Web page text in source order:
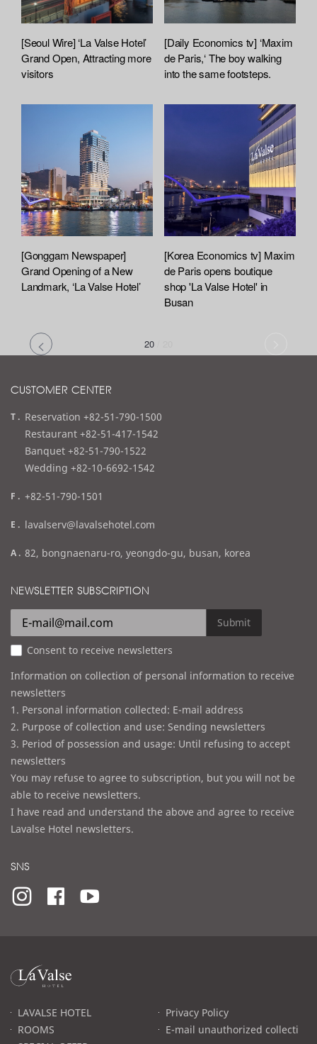
[Seoul Wire] ‘La Valse Hotel’
Grand Open, Attracting more
visitors
[Daily Economics tv] ‘Maxim
de Paris,‘ The boy walking
into the same footsteps.
[Gonggam Newspaper]
Grand Opening of a New
Landmark, ‘La Valse Hotel’
[Korea Economics tv] Maxim
de Paris opens boutique
shop 'La Valse Hotel' in
Busan
20
CUSTOMER CENTER
t
e
l
Reservation +82-51-790-1500
Restaurant +82-51-417-1542
Banquet +82-51-790-1522
Wedding +82-10-6692-1542
f
x
+82-51-790-1501
e
a
l
lavalserv@lavalsehotel.com
a
d
e
s
s
82, bongnaenaru-ro, yeongdo-gu, busan, korea
NEWSLETTER SUBSCRIPTION
Submit
Consent to receive newsletters
Information on collection of personal information to receive
newsletters
1. Personal information collected: E-mail address
2. Purpose of collection and use: Sending newsletters
3. Period of possession and usage: Until refusing to accept
newsletters
You may refuse to agree to subscription, but you will not be
able to receive newsletters.
I have read and understand the above and agree to receive
Lavalse Hotel newsletters.
SNS
라
발
고LAVALSE HOTEL
ROOMS
Privacy Policy
E-mail unauthorized collecti